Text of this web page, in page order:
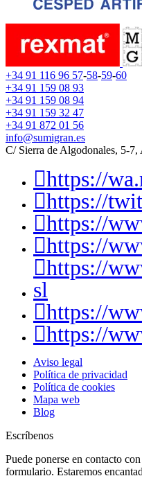
+34 91 116 96 57-58-59-60
+34 91 159 08 93
+34 91 159 08 94
+34 91 159 32 47
+34 91 872 01 56
info@sumigran.es
C/ Sierra de Algodonales, 5-
https://
https://
https://
https://
https://
sl
https://
https://
Aviso legal
Política de privacidad
Política de cookies
Mapa web
Blog
Escríbenos
Puede ponerse en contacto
formulario. Estaremos